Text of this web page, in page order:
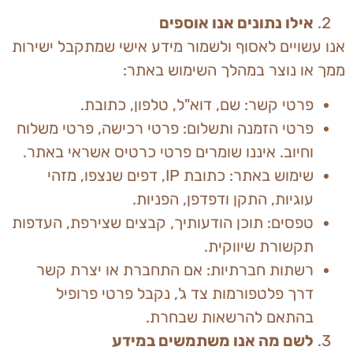
אילו נתונים אנו אוספים
אנו עשויים לאסוף ולשמור מידע אישי שמתקבל ישירות
ממך או נוצר במהלך השימוש באתר:
פרטי קשר: שם, דוא"ל, טלפון, כתובת.
פרטי הזמנה ותשלום: פרטי רכישה, פרטי משלוח
וחיוב. איננו שומרים פרטי כרטיס אשראי באתר.
שימוש באתר: כתובת IP, דפים שנצפו, מזהי
עוגיות, התקן ודפדפן, הפניות.
טפסים: תוכן הודעותיך, קבצים שצירפת, העדפות
תקשורת שיווקית.
רשתות חברתיות: אם התחברת או יצרת קשר
דרך פלטפורמות צד ג', נקבל פרטי פרופיל
בהתאם להרשאות שבחרת.
לשם מה אנו משתמשים במידע